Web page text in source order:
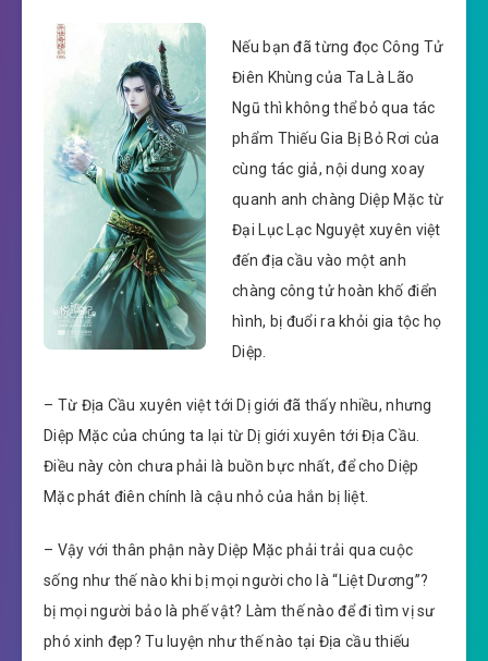
Nếu bạn đã từng đọc Công Tử
Điên Khùng của Ta Là Lão
Ngũ thì không thể bỏ qua tác
phẩm Thiếu Gia Bị Bỏ Rơi của
cùng tác giả, nội dung xoay
quanh anh chàng Diệp Mặc từ
Đại Lục Lạc Nguyệt xuyên việt
đến địa cầu vào một anh
chàng công tử hoàn khố điển
hình, bị đuổi ra khỏi gia tộc họ
Diệp.
– Từ Địa Cầu xuyên việt tới Dị giới đã thấy nhiều, nhưng
Diệp Mặc của chúng ta lại từ Dị giới xuyên tới Địa Cầu.
Điều này còn chưa phải là buồn bực nhất, để cho Diệp
Mặc phát điên chính là cậu nhỏ của hắn bị liệt.
– Vậy với thân phận này Diệp Mặc phải trải qua cuộc
sống như thế nào khi bị mọi người cho là “Liệt Dương”?
bị mọi người bảo là phế vật? Làm thế nào để đi tìm vị sư
phó xinh đẹp? Tu luyện như thế nào tại Địa cầu thiếu